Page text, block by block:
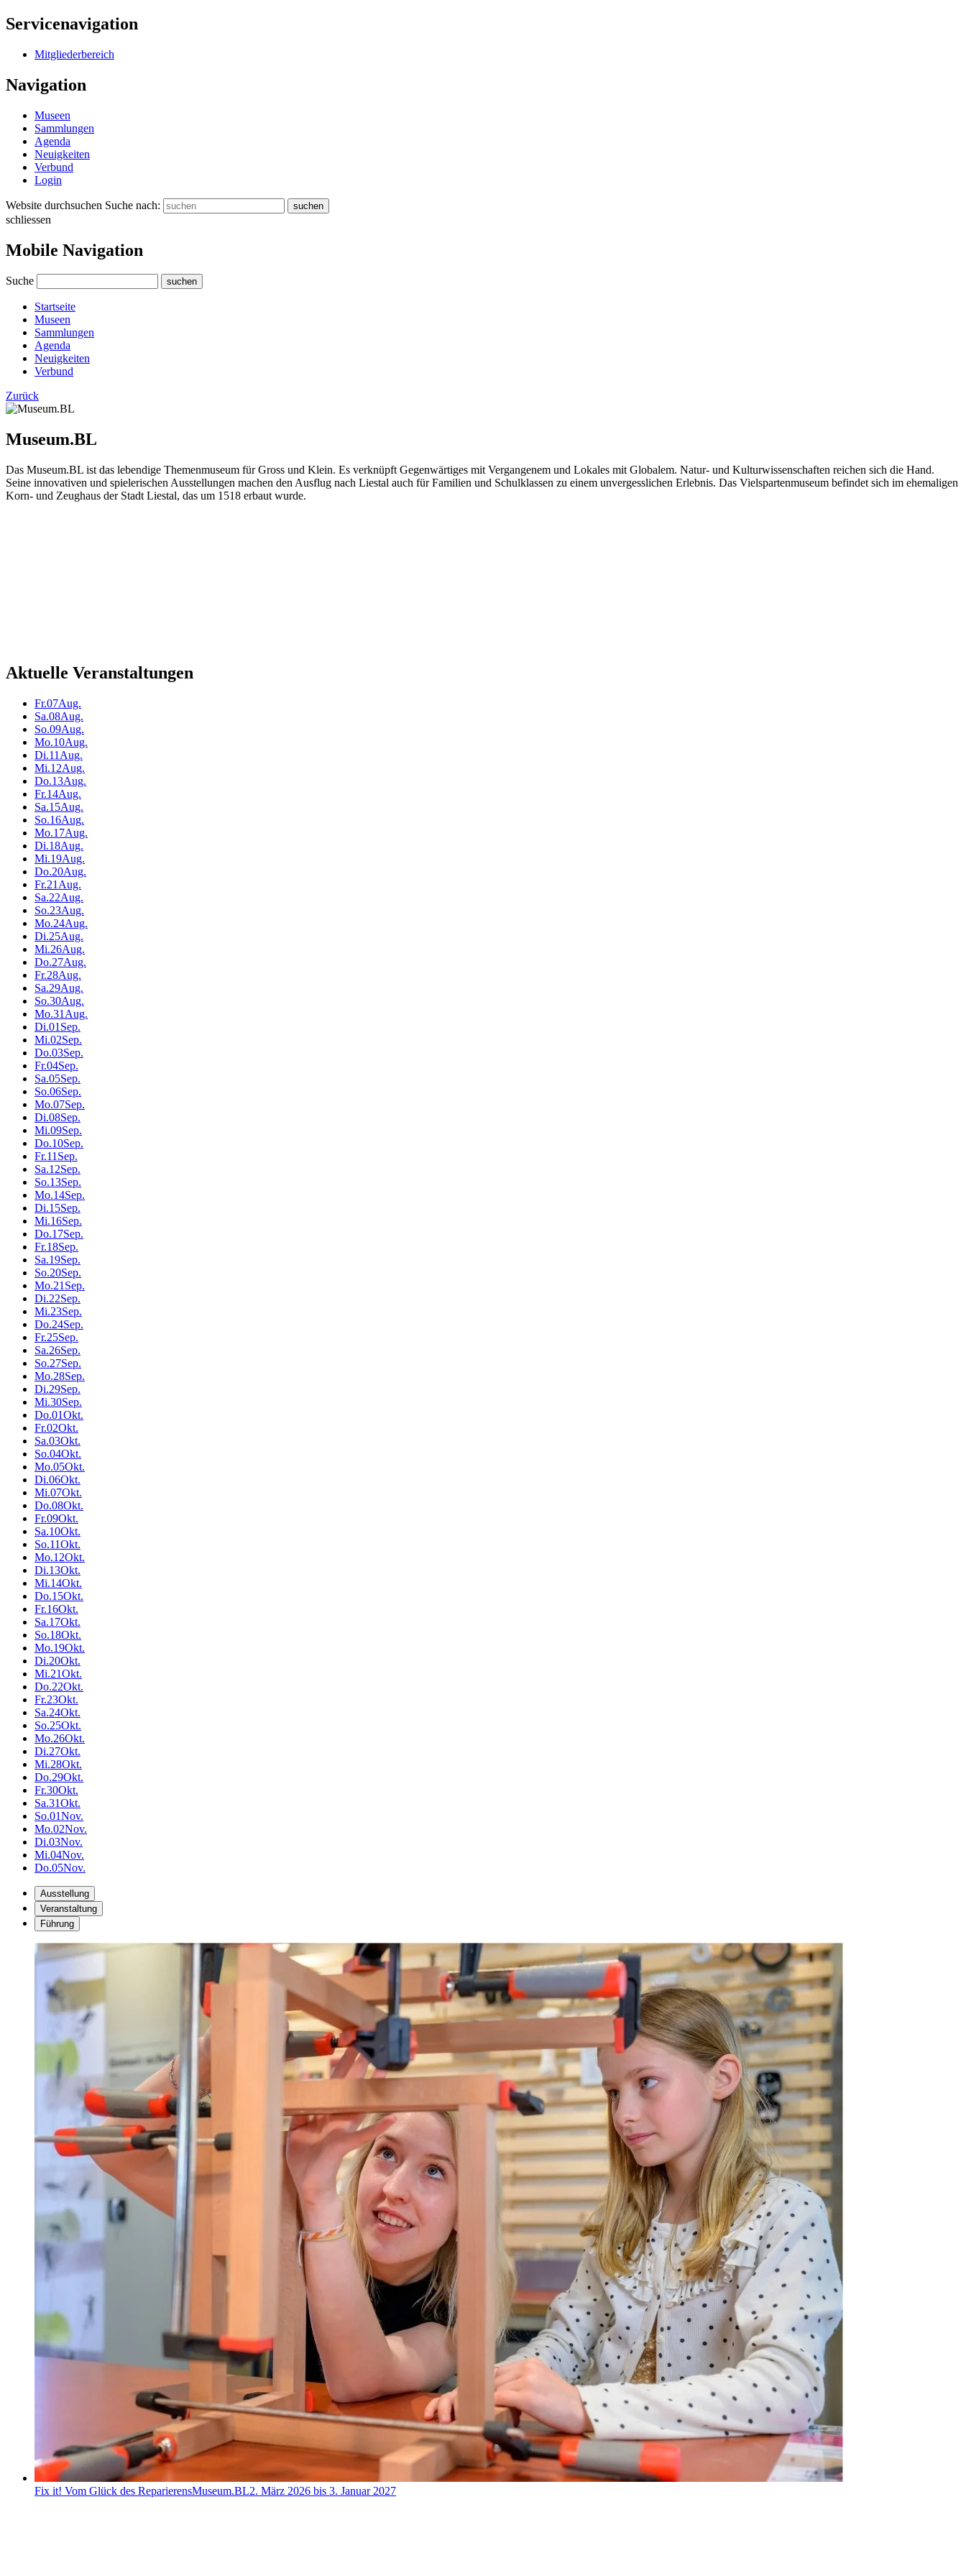
Servicenavigation
Mitgliederbereich
Navigation
Museen
Sammlungen
Agenda
Neuigkeiten
Verbund
Login
Website durchsuchen Suche nach: suchen
schliessen
Mobile Navigation
Suche suchen
Startseite
Museen
Sammlungen
Agenda
Neuigkeiten
Verbund
Zurück
Museum.BL
Das Museum.BL ist das lebendige Themenmuseum für Gross und Klein. Es verknüpft Gegenwärtiges mit Vergangenem und Lokales mit Globalem. Natur- und Kulturwissenschaften reichen sich die Hand.
Seine innovativen und spielerischen Ausstellungen machen den Ausflug nach Liestal auch für Familien und Schulklassen zu einem unvergesslichen Erlebnis. Das Vielspartenmuseum befindet sich im ehemaligen
Korn- und Zeughaus der Stadt Liestal, das um 1518 erbaut wurde.
Aktuelle Veranstaltungen
Fr.07Aug.
Sa.08Aug.
So.09Aug.
Mo.10Aug.
Di.11 Aug.
Mi.12Aug.
Do.13Aug.
Fr.14Aug.
Sa.15Aug.
So.16Aug.
Mo.17Aug.
Di.18Aug.
Mi.19Aug.
Do.20Aug.
Fr.21 Aug.
Sa.22Aug.
So.23Aug.
Mo.24Aug.
Di.25Aug.
Mi.26Aug.
Do.27Aug.
Fr.28Aug.
Sa.29Aug.
So.30Aug.
Mo.31 Aug.
Di.01 Sep.
Mi.02Sep.
Do.03Sep.
Fr.04Sep.
Sa.05Sep.
So.06Sep.
Mo.07Sep.
Di.08Sep.
Mi.09Sep.
Do.10Sep.
Fr.11 Sep.
Sa.12Sep.
So.13Sep.
Mo.14Sep.
Di.15Sep.
Mi.16Sep.
Do.17Sep.
Fr.18Sep.
Sa.19Sep.
So.20Sep.
Mo.21 Sep.
Di.22Sep.
Mi.23Sep.
Do.24Sep.
Fr.25Sep.
Sa.26Sep.
So.27Sep.
Mo.28Sep.
Di.29Sep.
Mi.30Sep.
Do.01Okt.
Fr.02Okt.
Sa.03Okt.
So.04Okt.
Mo.05Okt.
Di.06Okt.
Mi.07Okt.
Do.08Okt.
Fr.09Okt.
Sa.10Okt.
So.11Okt.
Mo.12Okt.
Di.13Okt.
Mi.14Okt.
Do.15Okt.
Fr.16Okt.
Sa.17Okt.
So.18Okt.
Mo.19Okt.
Di.20Okt.
Mi.21Okt.
Do.22Okt.
Fr.23Okt.
Sa.24Okt.
So.25Okt.
Mo.26Okt.
Di.27Okt.
Mi.28Okt.
Do.29Okt.
Fr.30Okt.
Sa.31Okt.
So.01Nov.
Mo.02Nov.
Di.03Nov.
Mi.04Nov.
Do.05Nov.
Ausstellung
Veranstaltung
Führung
Fix it! Vom Glück des ReparierensMuseum.BL2. März 2026 bis 3. Januar 2027